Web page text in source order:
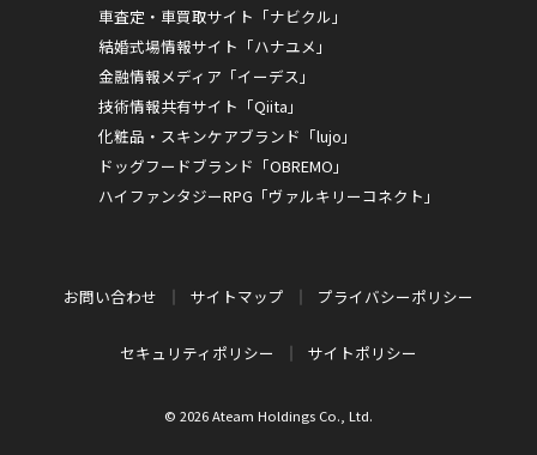
車査定・車買取サイト「ナビクル」
結婚式場情報サイト「ハナユメ」
金融情報メディア「イーデス」
技術情報共有サイト「Qiita」
化粧品・スキンケアブランド「lujo」
ドッグフードブランド「OBREMO」
ハイファンタジーRPG「ヴァルキリーコネクト」
お問い合わせ サイトマップ プライバシーポリシー
セキュリティポリシー サイトポリシー
© 2026 Ateam Holdings Co., Ltd.